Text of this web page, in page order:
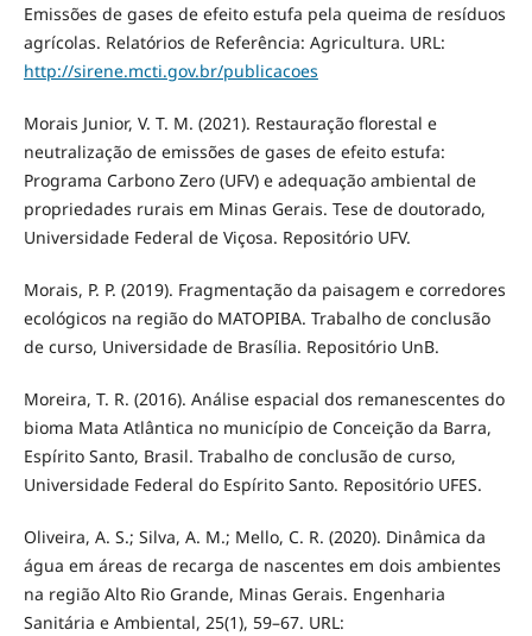
Emissões de gases de efeito estufa pela queima de resíduos
agrícolas. Relatórios de Referência: Agricultura. URL:
http://sirene.mcti.gov.br/publicacoes
Morais Junior, V. T. M. (2021). Restauração florestal e
neutralização de emissões de gases de efeito estufa:
Programa Carbono Zero (UFV) e adequação ambiental de
propriedades rurais em Minas Gerais. Tese de doutorado,
Universidade Federal de Viçosa. Repositório UFV.
Morais, P. P. (2019). Fragmentação da paisagem e corredores
ecológicos na região do MATOPIBA. Trabalho de conclusão
de curso, Universidade de Brasília. Repositório UnB.
Moreira, T. R. (2016). Análise espacial dos remanescentes do
bioma Mata Atlântica no município de Conceição da Barra,
Espírito Santo, Brasil. Trabalho de conclusão de curso,
Universidade Federal do Espírito Santo. Repositório UFES.
Oliveira, A. S.; Silva, A. M.; Mello, C. R. (2020). Dinâmica da
água em áreas de recarga de nascentes em dois ambientes
na região Alto Rio Grande, Minas Gerais. Engenharia
Sanitária e Ambiental, 25(1), 59–67. URL: